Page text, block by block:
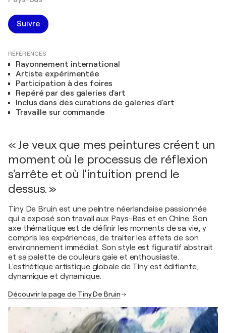
Suivre
RÉFÉRENCES
Rayonnement international
Artiste expérimentée
Participation à des foires
Repéré par des galeries d'art
Inclus dans des curations de galeries d'art
Travaille sur commande
« Je veux que mes peintures créent un
moment où le processus de réflexion
s'arrête et où l'intuition prend le
dessus. »
Tiny De Bruin est une peintre néerlandaise passionnée
qui a exposé son travail aux Pays-Bas et en Chine. Son
axe thématique est de définir les moments de sa vie, y
compris les expériences, de traiter les effets de son
environnement immédiat. Son style est figuratif abstrait
et sa palette de couleurs gaie et enthousiaste.
L'esthétique artistique globale de Tiny est édifiante,
dynamique et dynamique.
Découvrir la page de Tiny De Bruin